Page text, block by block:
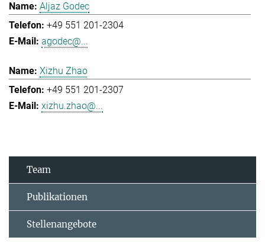
Aljaz Godec
+49 551 201-2304
agodec@...
Xizhu Zhao
+49 551 201-2307
xizhu.zhao@...
Team
Publikationen
Stellenangebote